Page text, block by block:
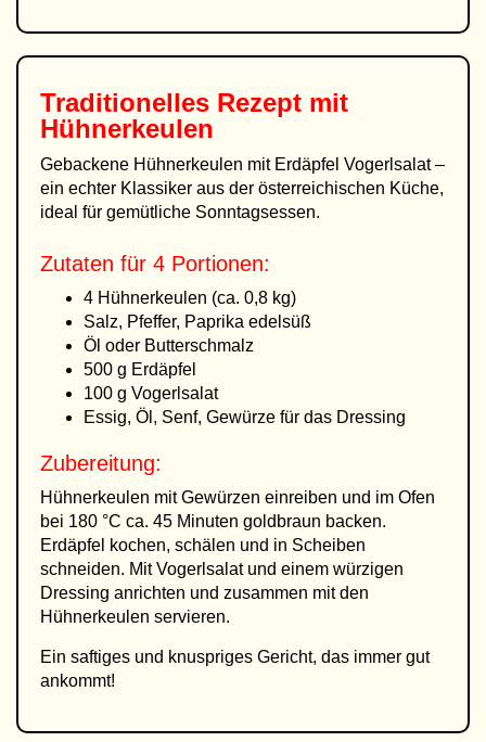
Traditionelles Rezept mit
Hühnerkeulen
Gebackene Hühnerkeulen mit Erdäpfel Vogerlsalat –
ein echter Klassiker aus der österreichischen Küche,
ideal für gemütliche Sonntagsessen.
Zutaten für 4 Portionen:
4 Hühnerkeulen (ca. 0,8 kg)
Salz, Pfeffer, Paprika edelsüß
Öl oder Butterschmalz
500 g Erdäpfel
100 g Vogerlsalat
Essig, Öl, Senf, Gewürze für das Dressing
Zubereitung:
Hühnerkeulen mit Gewürzen einreiben und im Ofen
bei 180 °C ca. 45 Minuten goldbraun backen.
Erdäpfel kochen, schälen und in Scheiben
schneiden. Mit Vogerlsalat und einem würzigen
Dressing anrichten und zusammen mit den
Hühnerkeulen servieren.
Ein saftiges und knuspriges Gericht, das immer gut
ankommt!